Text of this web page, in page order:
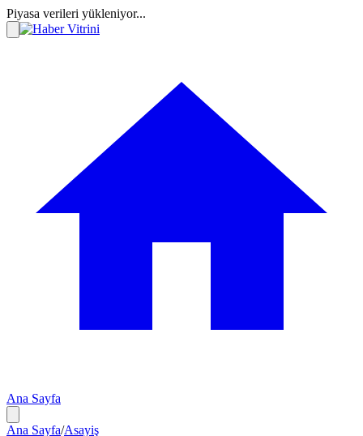
Piyasa verileri yükleniyor...
Ana Sayfa
Ana Sayfa/Asayiş